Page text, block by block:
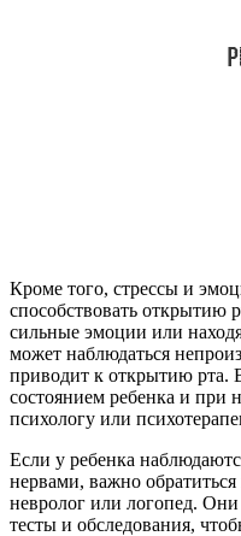
Кроме того, стрессы и
способствовать открытию
сильные эмоции или
может наблюдаться
приводит к открытию рта.
состоянием ребенка и при
психологу или
Если у ребенка
нервами, важно
невролог или логопед.
тесты и обследования,